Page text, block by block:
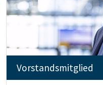
Vorstandsmitglied